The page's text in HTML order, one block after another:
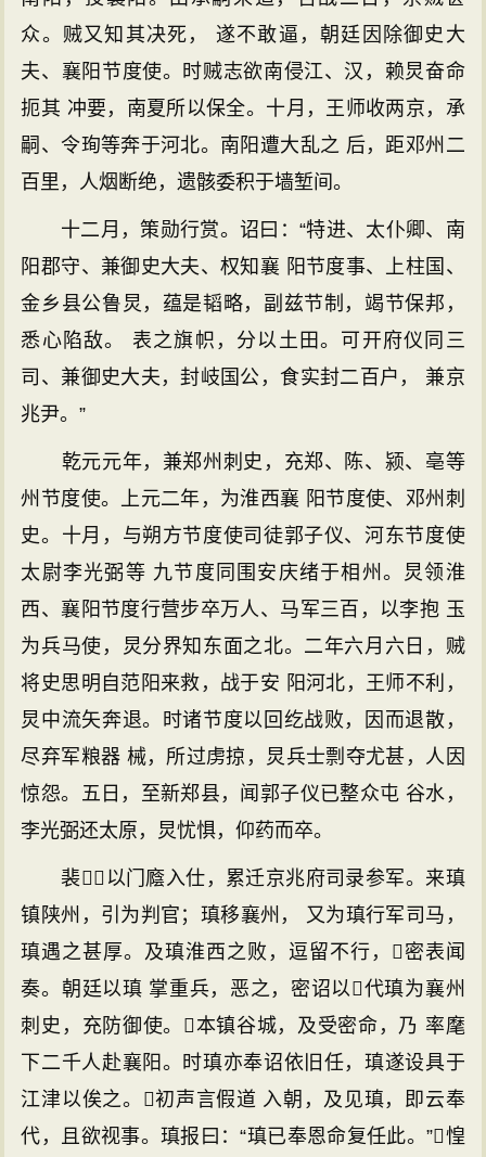
众。贼又知其决死， 遂不敢逼，朝廷因除御史大
夫、襄阳节度使。时贼志欲南侵江、汉，赖炅奋命
扼其 冲要，南夏所以保全。十月，王师收两京，承
嗣、令珣等奔于河北。南阳遭大乱之 后，距邓州二
百里，人烟断绝，遗骸委积于墙堑间。
十二月，策勋行赏。诏曰：“特进、太仆卿、南
阳郡守、兼御史大夫、权知襄 阳节度事、上柱国、
金乡县公鲁炅，蕴是韬略，副兹节制，竭节保邦，
悉心陷敌。 表之旗帜，分以土田。可开府仪同三
司、兼御史大夫，封岐国公，食实封二百户， 兼京
兆尹。”
乾元元年，兼郑州刺史，充郑、陈、颍、亳等
州节度使。上元二年，为淮西襄 阳节度使、邓州刺
史。十月，与朔方节度使司徒郭子仪、河东节度使
太尉李光弼等 九节度同围安庆绪于相州。炅领淮
西、襄阳节度行营步卒万人、马军三百，以李抱 玉
为兵马使，炅分界知东面之北。二年六月六日，贼
将史思明自范阳来救，战于安 阳河北，王师不利，
炅中流矢奔退。时诸节度以回纥战败，因而退散，
尽弃军粮器 械，所过虏掠，炅兵士剽夺尤甚，人因
惊怨。五日，至新郑县，闻郭子仪已整众屯 谷水，
李光弼还太原，炅忧惧，仰药而卒。
裴，以门廕入仕，累迁京兆府司录参军。来瑱
镇陕州，引为判官；瑱移襄州， 又为瑱行军司马，
瑱遇之甚厚。及瑱淮西之败，逗留不行，密表闻
奏。朝廷以瑱 掌重兵，恶之，密诏以代瑱为襄州
刺史，充防御使。本镇谷城，及受密命，乃 率麾
下二千人赴襄阳。时瑱亦奉诏依旧任，瑱遂设具于
江津以俟之。初声言假道 入朝，及见瑱，即云奉
代，且欲视事。瑱报曰：“瑱已奉恩命复任此。”惶